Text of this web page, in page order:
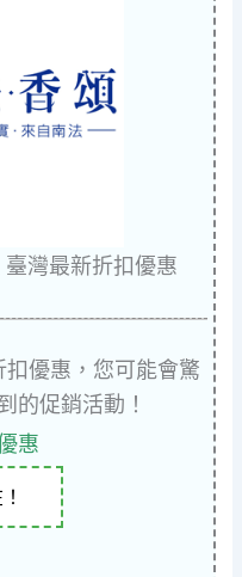
灣最新折扣優惠
優惠，您可能會驚
的促銷活動！
惠